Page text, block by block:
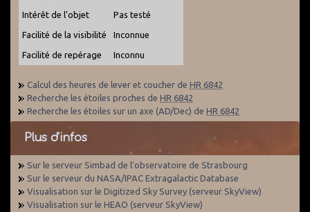
Intérêt de l'objet Pas testé
Facilité de la visibilité Inconnue
Facilité de repérage Inconnu
Calcul des heures de lever et coucher de HR 6842
Recherche les étoiles proches de HR 6842
Recherche les étoiles sur un axe (AD/Dec) de HR 6842
Plus d'infos
Sur le serveur Simbad de l'observatoire de Strasbourg
Sur le serveur du NASA/IPAC Extragalactic Database
Visualisation sur le Digitized Sky Survey (serveur SkyView)
Visualisation sur le HEAO (serveur SkyView)